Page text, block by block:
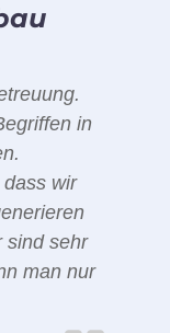
in
wir
sind sehr
man nur